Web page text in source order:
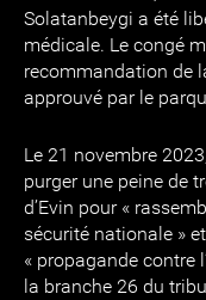
Solatanbeygi a été
médicale. Le congé
recommandation de
approuvé par le
Le 21 novembre
purger une peine de
d’Evin pour «
sécurité nationale »
« propagande contre
la branche 26 du